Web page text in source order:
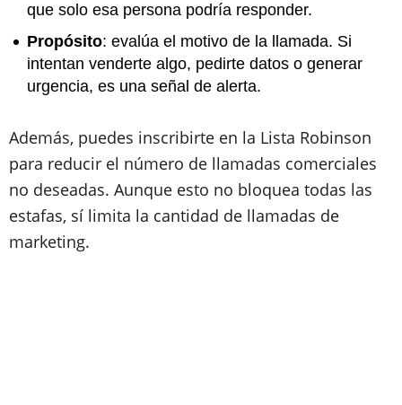
que solo esa persona podría responder.
Propósito: evalúa el motivo de la llamada. Si
intentan venderte algo, pedirte datos o generar
urgencia, es una señal de alerta.
Además, puedes inscribirte en la Lista Robinson
para reducir el número de llamadas comerciales
no deseadas. Aunque esto no bloquea todas las
estafas, sí limita la cantidad de llamadas de
marketing.